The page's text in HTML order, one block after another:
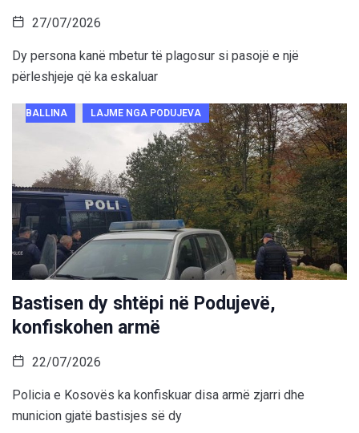
27/07/2026
Dy persona kanë mbetur të plagosur si pasojë e një
përleshjeje që ka eskaluar
BALLINA LAJME NGA PODUJEVA
Bastisen dy shtëpi në Podujevë,
konfiskohen armë
22/07/2026
Policia e Kosovës ka konfiskuar disa armë zjarri dhe
municion gjatë bastisjes së dy